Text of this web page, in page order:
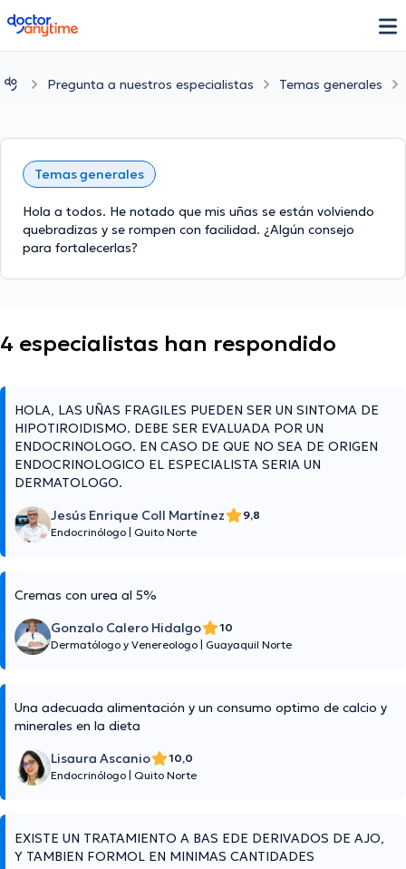
doctoranytime
Pregunta a nuestros especialistas Temas generales
Temas generales
Hola a todos. He notado que mis uñas se están volviendo
quebradizas y se rompen con facilidad. ¿Algún consejo
para fortalecerlas?
4 especialistas han respondido
HOLA, LAS UÑAS FRAGILES PUEDEN SER UN SINTOMA DE
HIPOTIROIDISMO. DEBE SER EVALUADA POR UN
ENDOCRINOLOGO. EN CASO DE QUE NO SEA DE ORIGEN
ENDOCRINOLOGICO EL ESPECIALISTA SERIA UN
DERMATOLOGO.
Jesús Enrique Coll Martínez
9,8
Endocrinólogo Quito Norte
Cremas con urea al 5%
Gonzalo Calero Hidalgo
10
Dermatólogo y Venereologo Guayaquil Norte
Una adecuada alimentación y un consumo optimo de calcio y
minerales en la dieta
Lisaura Ascanio
10,0
Endocrinólogo Quito Norte
EXISTE UN TRATAMIENTO A BAS EDE DERIVADOS DE AJO,
Y TAMBIEN FORMOL EN MINIMAS CANTIDADES